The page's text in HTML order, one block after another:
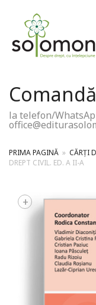
la telefon/
PRIMA PAGINĂ » CĂRȚI
DREPT CIVIL. ED. A II-A
+